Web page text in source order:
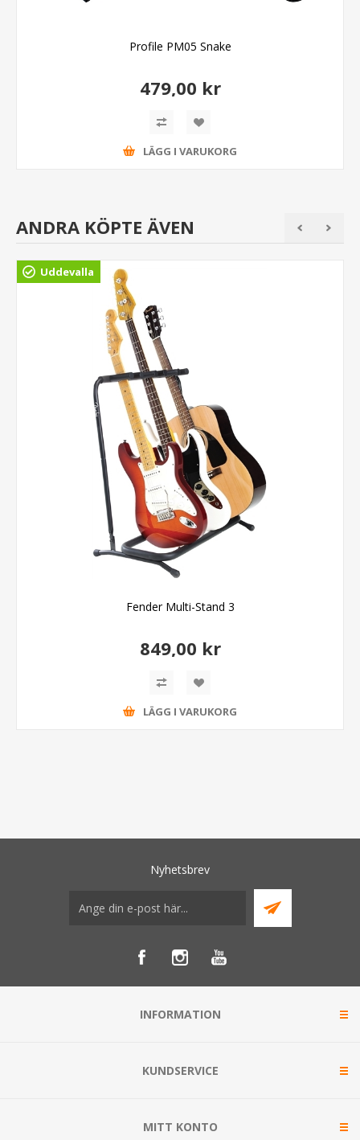
Profile PM05 Snake
479,00 kr
LÄGG I VARUKORG
ANDRA KÖPTE ÄVEN
Uddevalla
Fender Multi-Stand 3
849,00 kr
LÄGG I VARUKORG
Nyhetsbrev
INFORMATION
KUNDSERVICE
MITT KONTO